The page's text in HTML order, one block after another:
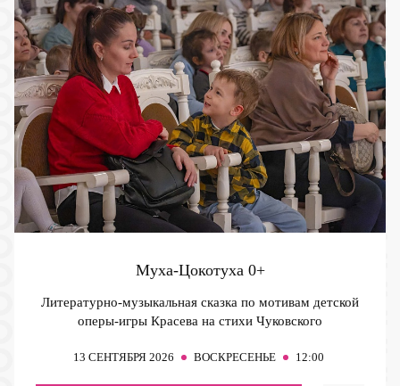
Муха-Цокотуха 0+
Литературно-музыкальная сказка по мотивам детской
оперы-игры Красева на стихи Чуковского
13 СЕНТЯБРЯ 2026 ВОСКРЕСЕНЬЕ 12:00